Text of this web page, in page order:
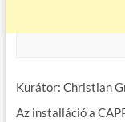
Kurátor: Christian
Az installáció a